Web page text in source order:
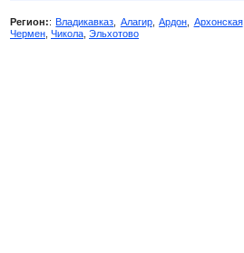
Регион::Владикавказ Алагир,Ардон Архонская,
Чермен Чикола Эльхотово